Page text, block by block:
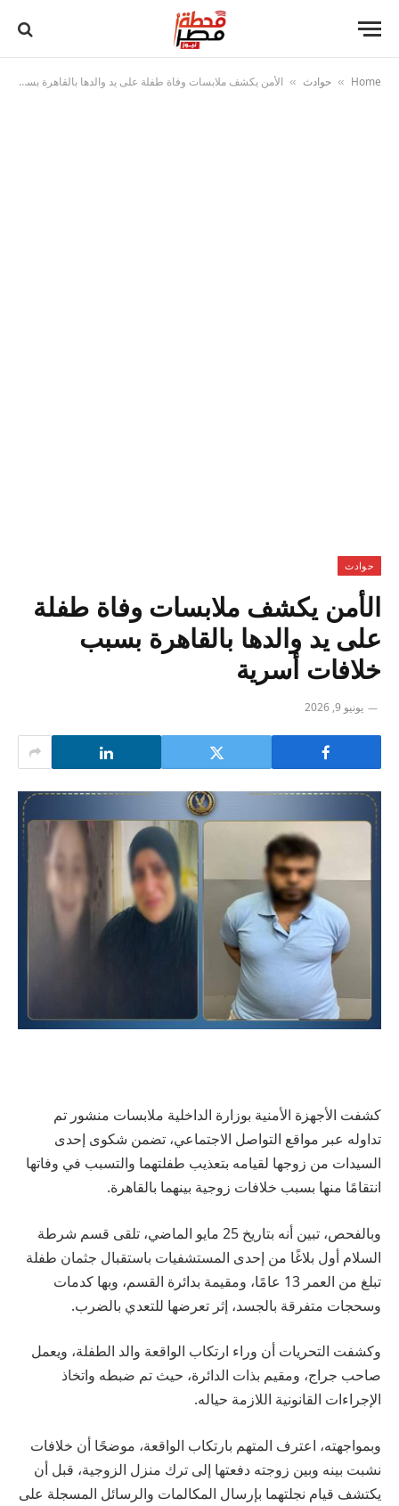
Home
» حوادث » الأمن يكشف ملابسات وفاة طفلة على يد والدها بالقاهرة بسبب خلافات أسرية
حوادث
الأمن يكشف ملابسات وفاة طفلة
على يد والدها بالقاهرة بسبب
خلافات أسرية
يونيو 9, 2026
كشفت الأجهزة الأمنية بوزارة الداخلية ملابسات منشور تم
تداوله عبر مواقع التواصل الاجتماعي، تضمن شكوى إحدى
السيدات من زوجها لقيامه بتعذيب طفلتهما والتسبب في وفاتها
انتقامًا منها بسبب خلافات زوجية بينهما بالقاهرة.
وبالفحص، تبين أنه بتاريخ 25 مايو الماضي، تلقى قسم شرطة
السلام أول بلاغًا من إحدى المستشفيات باستقبال جثمان طفلة
تبلغ من العمر 13 عامًا، ومقيمة بدائرة القسم، وبها كدمات
وسحجات متفرقة بالجسد، إثر تعرضها للتعدي بالضرب.
وكشفت التحريات أن وراء ارتكاب الواقعة والد الطفلة، ويعمل
صاحب جراج، ومقيم بذات الدائرة، حيث تم ضبطه واتخاذ
الإجراءات القانونية اللازمة حياله.
وبمواجهته، اعترف المتهم بارتكاب الواقعة، موضحًا أن خلافات
نشبت بينه وبين زوجته دفعتها إلى ترك منزل الزوجية، قبل أن
يكتشف قيام نجلتهما بإرسال المكالمات والرسائل المسجلة على